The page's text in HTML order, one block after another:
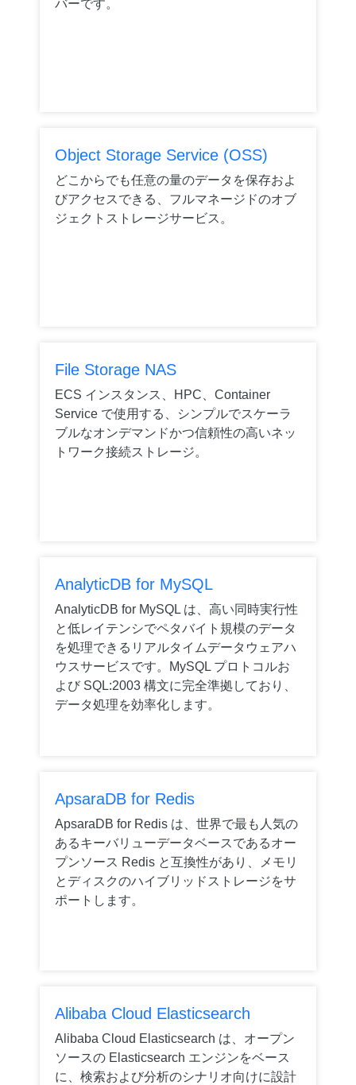
バーです。
Object Storage Service (OSS)
どこからでも任意の量のデータを保存およ
びアクセスできる、フルマネージドのオブ
ジェクトストレージサービス。
File Storage NAS
ECS インスタンス、HPC、Container
Service で使用する、シンプルでスケーラ
ブルなオンデマンドかつ信頼性の高いネッ
トワーク接続ストレージ。
AnalyticDB for MySQL
AnalyticDB for MySQL は、高い同時実行性
と低レイテンシでペタバイト規模のデータ
を処理できるリアルタイムデータウェアハ
ウスサービスです。MySQL プロトコルお
よび SQL:2003 構文に完全準拠しており、
データ処理を効率化します。
ApsaraDB for Redis
ApsaraDB for Redis は、世界で最も人気の
あるキーバリューデータベースであるオー
プンソース Redis と互換性があり、メモリ
とディスクのハイブリッドストレージをサ
ポートします。
Alibaba Cloud Elasticsearch
Alibaba Cloud Elasticsearch は、オープン
ソースの Elasticsearch エンジンをベース
に、検索および分析のシナリオ向けに設計